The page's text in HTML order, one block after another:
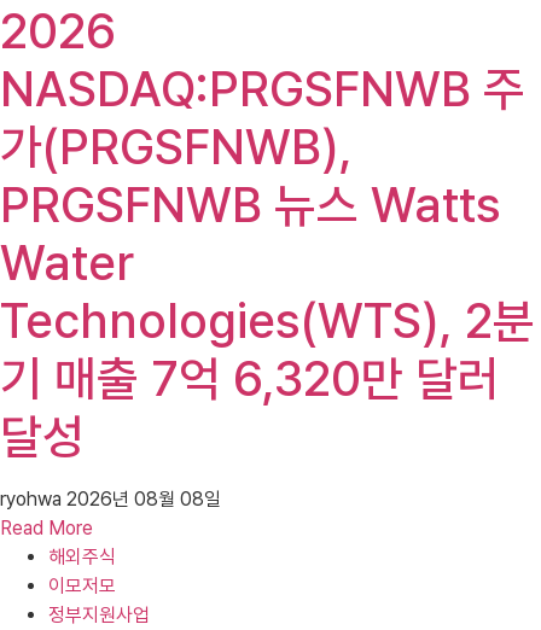
2026
NASDAQ:PRGSFNWB 주
가(PRGSFNWB),
PRGSFNWB 뉴스 Watts
Water
Technologies(WTS), 2분
기 매출 7억 6,320만 달러
달성
ryohwa 2026년 08월 08일
Read More
해외주식
이모저모
정부지원사업